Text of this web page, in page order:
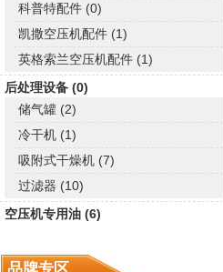
科普特配件 (0)
凯撒空压机配件 (1)
英格索兰空压机配件 (1)
后处理设备 (0)
储气罐 (2)
冷干机 (1)
吸附式干燥机 (7)
过滤器 (10)
空压机专用油 (6)